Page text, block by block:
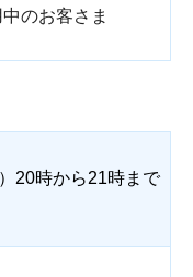
のお客さま
）20時から21時まで